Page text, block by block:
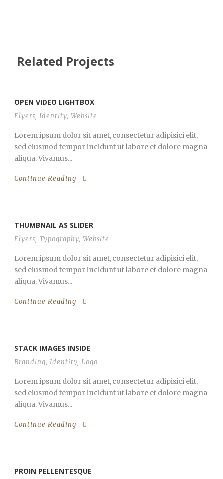
Related Projects
OPEN VIDEO LIGHTBOX
Flyers, Identity, Website
Lorem ipsum dolor sit amet, consectetur adipisici elit,
sed eiusmod tempor incidunt ut labore et dolore magna
aliqua. Vivamus...
Continue Reading
THUMBNAIL AS SLIDER
Flyers, Typography, Website
Lorem ipsum dolor sit amet, consectetur adipisici elit,
sed eiusmod tempor incidunt ut labore et dolore magna
aliqua. Vivamus...
Continue Reading
STACK IMAGES INSIDE
Branding, Identity, Logo
Lorem ipsum dolor sit amet, consectetur adipisici elit,
sed eiusmod tempor incidunt ut labore et dolore magna
aliqua. Vivamus...
Continue Reading
PROIN PELLENTESQUE